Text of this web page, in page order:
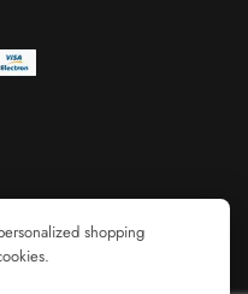
shopping